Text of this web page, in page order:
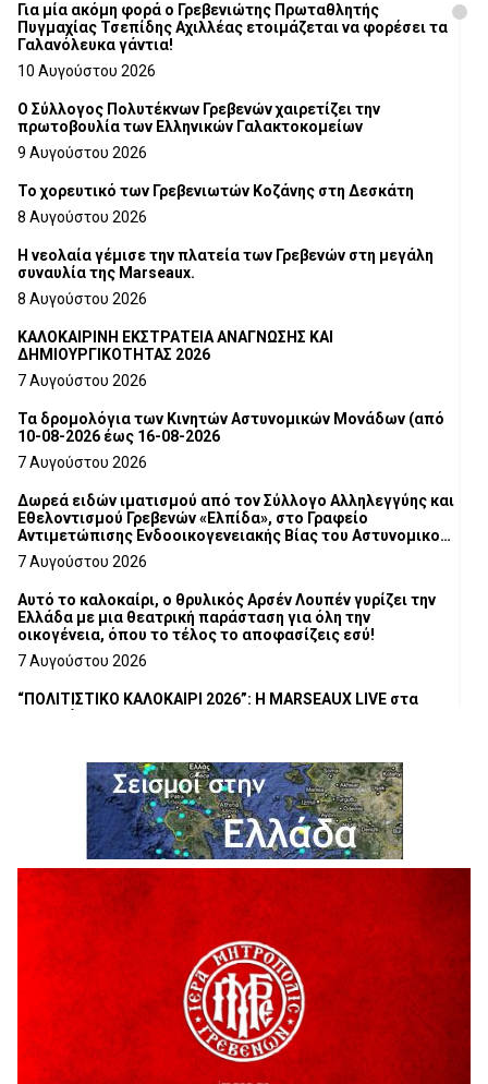
Για μία ακόμη φορά ο Γρεβενιώτης Πρωταθλητής
Πυγμαχίας Τσεπίδης Αχιλλέας ετοιμάζεται να φορέσει τα
Γαλανόλευκα γάντια!
10 Αυγούστου 2026
Ο Σύλλογος Πολυτέκνων Γρεβενών χαιρετίζει την
πρωτοβουλία των Ελληνικών Γαλακτοκομείων
9 Αυγούστου 2026
Το χορευτικό των Γρεβενιωτών Κοζάνης στη Δεσκάτη
8 Αυγούστου 2026
Η νεολαία γέμισε την πλατεία των Γρεβενών στη μεγάλη
συναυλία της Marseaux.
8 Αυγούστου 2026
ΚΑΛΟΚΑΙΡΙΝΗ ΕΚΣΤΡΑΤΕΙΑ ΑΝΑΓΝΩΣΗΣ ΚΑΙ
ΔΗΜΙΟΥΡΓΙΚΟΤΗΤΑΣ 2026
7 Αυγούστου 2026
Τα δρομολόγια των Κινητών Αστυνομικών Μονάδων (από
10-08-2026 έως 16-08-2026
7 Αυγούστου 2026
Δωρεά ειδών ιματισμού από τον Σύλλογο Αλληλεγγύης και
Εθελοντισμού Γρεβενών «Ελπίδα», στο Γραφείο
Αντιμετώπισης Ενδοοικογενειακής Βίας του Αστυνομικού
Τμήματος Γρεβενών
7 Αυγούστου 2026
Αυτό το καλοκαίρι, ο θρυλικός Αρσέν Λουπέν γυρίζει την
Ελλάδα με μια θεατρική παράσταση για όλη την
οικογένεια, όπου το τέλος το αποφασίζεις εσύ!
7 Αυγούστου 2026
“ΠΟΛΙΤΙΣΤΙΚΟ ΚΑΛΟΚΑΙΡΙ 2026”: Η MARSEAUX LIVE στα
Υπογραφή Μνημονίου Συνεργασίας του Πανεπιστημίου
Δυτικής Μακεδονίας με το HanoiUniversity
6 Αυγούστου 2026
Σε απόγνωση λόγω αδέσποτων
6 Αυγούστου 2026
ΔΙΑΚΟΠΗ ΗΛΕΚΤΡΙΚΟΥ ΡΕΥΜΑΤΟΣ
6 Αυγούστου 2026
Ολοκληρώνεται η ασφαλτόστρωση της οδού Περιβόλι –
Αβδέλλα
H παραδοχή λαθών είναι (και) δύναμη